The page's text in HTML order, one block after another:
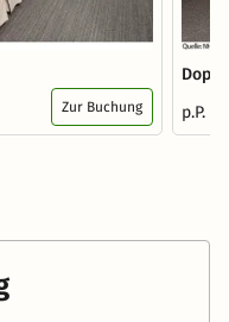
Zur Buchung
p.P.